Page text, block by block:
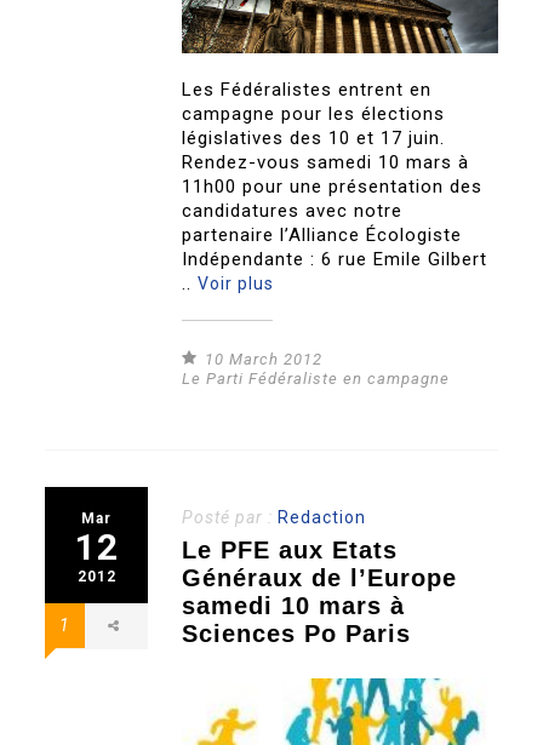
Les Fédéralistes entrent en
campagne pour les élections
législatives des 10 et 17 juin.
Rendez-vous samedi 10 mars à
11h00 pour une présentation des
candidatures avec notre
partenaire l’Alliance Écologiste
Indépendante : 6 rue Emile Gilbert
..Voir plus
10 March 2012
Le Parti Fédéraliste en campagne
Mar
12
2012
1
Posté par : Redaction
Le PFE aux Etats
Généraux de l’Europe
samedi 10 mars à
Sciences Po Paris